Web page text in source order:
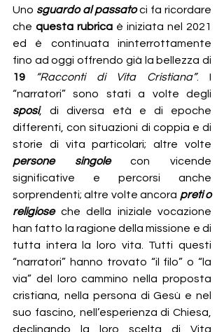
Uno sguardo al passato ci fa ricordare
che questa rubrica è iniziata nel 2021
ed è continuata ininterrottamente
19
“Racconti di Vita Cristiana”. I
sposi, di diversa età e di epoche
differenti, con situazioni di coppia e di
persone singole con vicende
significative e percorsi anche
sorprendenti; altre volte ancora preti o
religiose che della iniziale vocazione
han fatto la ragione della missione e di
tutta intera la loro vita. Tutti questi
“narratori” hanno trovato “il filo” o “la
via” del loro cammino nella proposta
cristiana, nella persona di Gesù e nel
suo fascino, nell’esperienza di Chiesa,
declinando la loro scelta di Vita